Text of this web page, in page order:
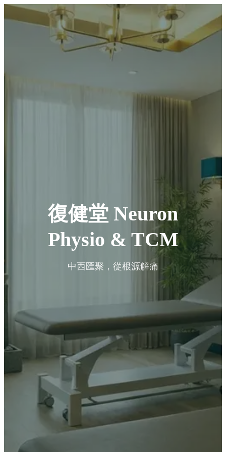
復健堂 Neuron
Physio & TCM
中西匯聚，從根源解痛